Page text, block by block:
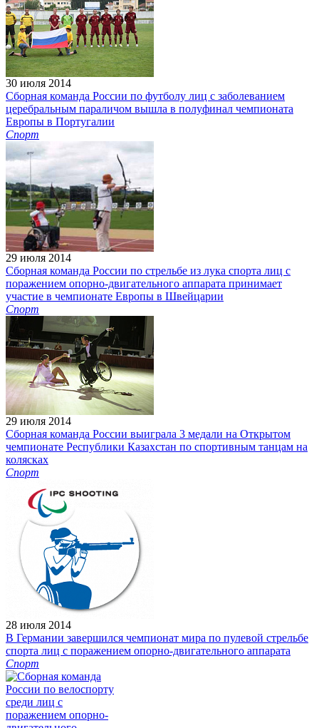
30 июля 2014
Сборная команда России по футболу лиц с заболеванием
церебральным параличом вышла в полуфинал чемпионата
Европы в Португалии
Спорт
29 июля 2014
Сборная команда России по стрельбе из лука спорта лиц с
поражением опорно-двигательного аппарата принимает
участие в чемпионате Европы в Швейцарии
Спорт
29 июля 2014
Сборная команда России выиграла 3 медали на Открытом
чемпионате Республики Казахстан по спортивным танцам на
колясках
Спорт
28 июля 2014
В Германии завершился чемпионат мира по пулевой стрельбе
спорта лиц с поражением опорно-двигательного аппарата
Спорт